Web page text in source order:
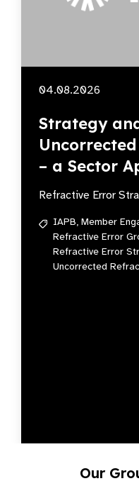
04.08.2026
Strategy
– a Sector
Refractive Error
IAPB, Member
Refractive Error
Refractive Error
Uncorrected
Our